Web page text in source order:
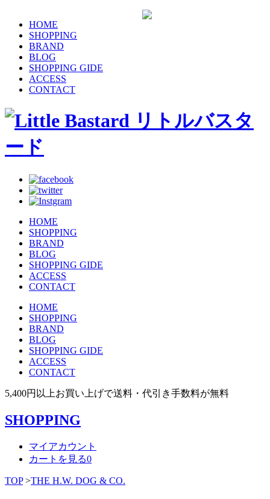
HOME
SHOPPING
BRAND
BLOG
SHOPPING GIDE
ACCESS
CONTACT
HOME
SHOPPING
BRAND
BLOG
SHOPPING GIDE
ACCESS
CONTACT
HOME
SHOPPING
BRAND
BLOG
SHOPPING GIDE
ACCESS
CONTACT
5,400円以上お買い上げで送料・代引き手数料が無料
SHOPPING
マイアカウント
カートを見る0
TOP >THE H.W. DOG & CO.